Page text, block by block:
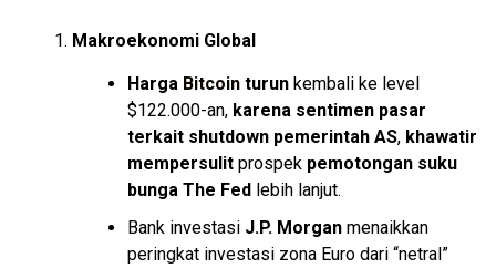
Makroekonomi Global
Harga Bitcoin turun kembali ke level
$122.000-an, karena sentimen pasar
terkait shutdown pemerintah AS, khawatir
mempersulit prospek pemotongan suku
bunga The Fed lebih lanjut.
Bank investasi J.P. Morgan menaikkan
peringkat investasi zona Euro dari “netral”